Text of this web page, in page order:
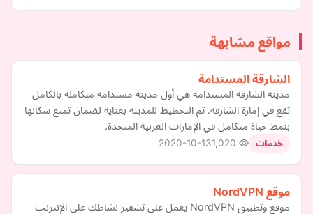
مواقع مشابهة
الشارقة المستدامة
مدينة الشارقة المستدامة هي أول مدينة مستدامة متكاملة بالكامل
تقع في إمارة الشارقة. تم التخطيط للمدينة بعناية لضمان تمتع سكانها
بنمط حياة متكامل في الإمارات العربية المتحدة.
خدمات 2020-10-13
موقع NordVPN
موقع وتطبيق NordVPN يعمل على تشفير نشاطك على الإنترنت